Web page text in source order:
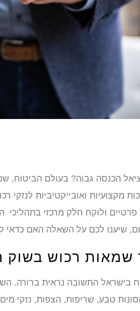
הכנסה גבוה? בעולם הביטוח,
מקצועיות ואובייקטיביות לנזקי
ולוקח חלק מרכזי בתהליכי
שיענו לכם על השאלה האם כדאי
שמאות רכוש בשוק
בישראל התשובה נראית ברורה.
טבע, שריפות, הצפות, נזקי